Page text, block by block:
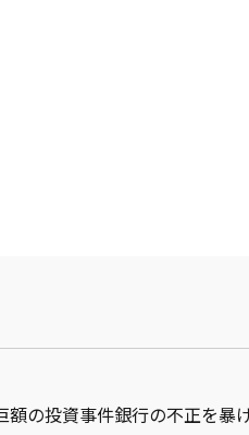
額の投資事件銀行の不正を暴